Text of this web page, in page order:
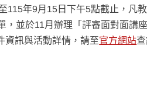
115年9月15日下午5點截止，凡
，並於11月辦理「評審面對面講
資訊與活動詳情，請至官方網站查